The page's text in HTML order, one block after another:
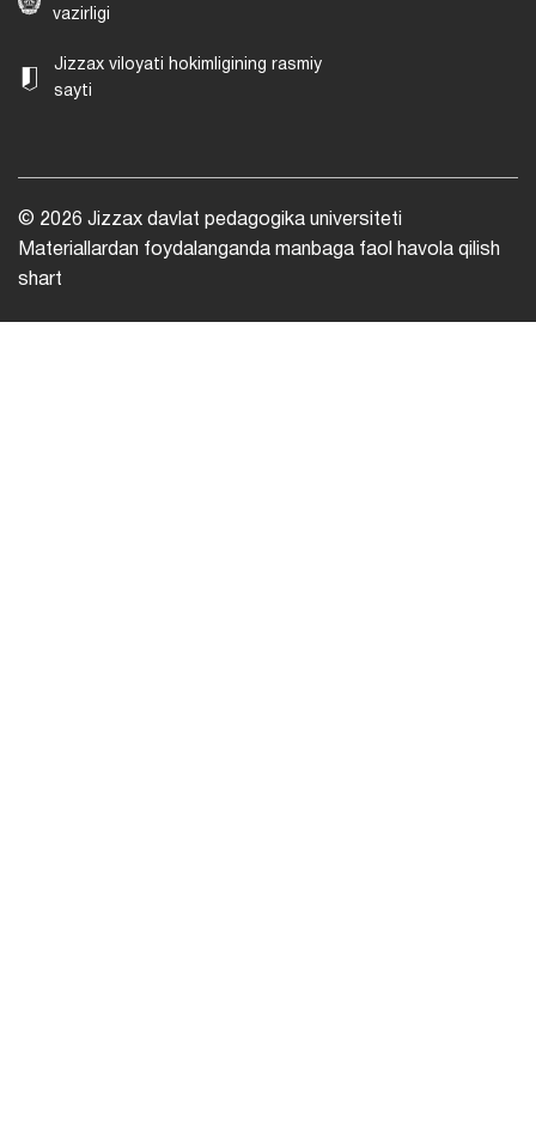
vazirligi
Jizzax viloyati hokimligining rasmiy
sayti
© 2026 Jizzax davlat pedagogika universiteti
Materiallardan foydalanganda manbaga faol havola qilish
shart